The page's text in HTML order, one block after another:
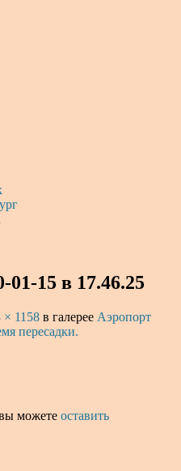
15 в 17.46.25
× 1158 в галерее Аэропорт
пересадки.
можете оставить